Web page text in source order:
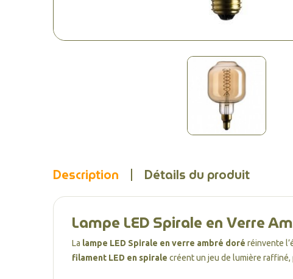
Description Détails du produit
Lampe LED Spirale en Verre
La lampe LED Spirale en verre ambré doré réinvente
filament LED en spirale créent un jeu de lumière raffiné,